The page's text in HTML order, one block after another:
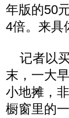
年版的50
4倍。来具
记者以买
末，一大
小地摊，
橱窗里的